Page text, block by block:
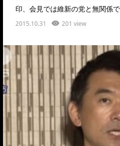
印、会見では維新の党と無関係
2015.10.31 201 view